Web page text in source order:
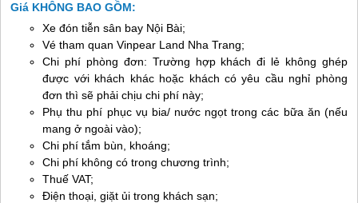
Giá KHÔNG BAO GỒM:
Xe đón tiễn sân bay Nội Bài;
Vé tham quan Vinpear Land Nha Trang;
Chi phí phòng đơn: Trường hợp khách đi lẻ không ghép
được với khách khác hoặc khách có yêu cầu nghỉ phòng
đơn thì sẽ phải chịu chi phí này;
Phụ thu phí phục vụ bia/ nước ngọt trong các bữa ăn (nếu
mang ở ngoài vào);
Chi phí tắm bùn, khoáng;
Chi phí không có trong chương trình;
Thuế VAT;
Điện thoại, giặt ủi trong khách sạn;